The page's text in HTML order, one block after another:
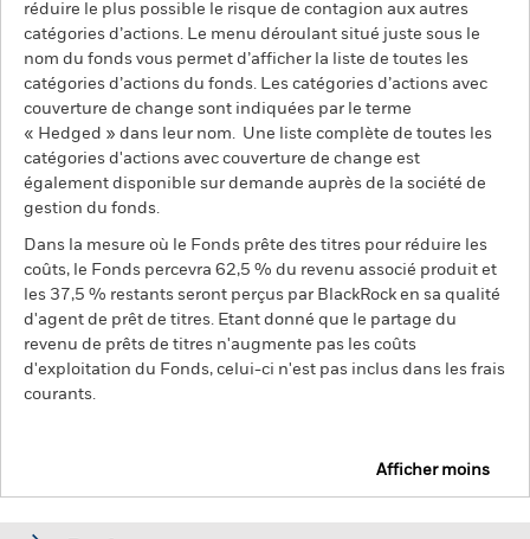
réduire le plus possible le risque de contagion aux autres
catégories d’actions. Le menu déroulant situé juste sous le
nom du fonds vous permet d’afficher la liste de toutes les
catégories d’actions du fonds. Les catégories d’actions avec
couverture de change sont indiquées par le terme
« Hedged » dans leur nom. Une liste complète de toutes les
catégories d'actions avec couverture de change est
également disponible sur demande auprès de la société de
gestion du fonds.
Dans la mesure où le Fonds prête des titres pour réduire les
coûts, le Fonds percevra 62,5 % du revenu associé produit et
les 37,5 % restants seront perçus par BlackRock en sa qualité
d'agent de prêt de titres. Etant donné que le partage du
revenu de prêts de titres n'augmente pas les coûts
d'exploitation du Fonds, celui-ci n'est pas inclus dans les frais
courants.
Afficher moins